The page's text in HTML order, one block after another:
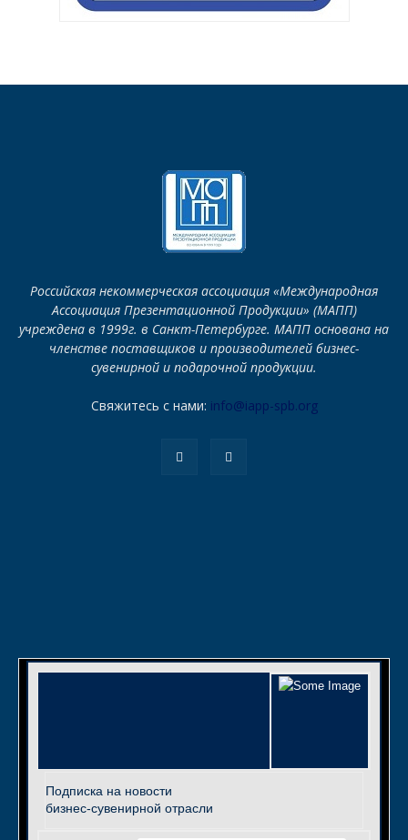
Российская некоммерческая ассоциация «Международная
Ассоциация Презентационной Продукции» (МАПП)
учреждена в 1999г. в Санкт-Петербурге. МАПП основана на
членстве поставщиков и производителей бизнес-
сувенирной и подарочной продукции.
Свяжитесь с нами: info@iapp-spb.org
Подписка на новости
бизнес-сувенирной отрасли